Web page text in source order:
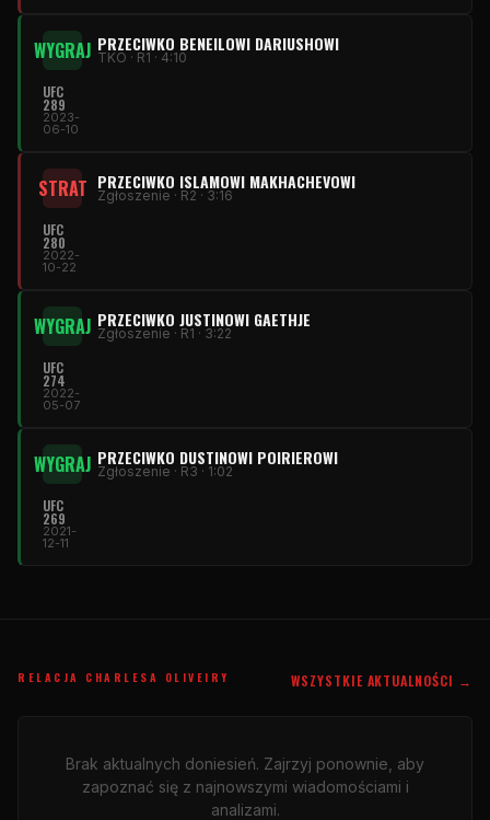
WYGRAJ PRZECIWKO BENEILOWI ​​DARIUSHOWI
TKO · R1 · 4:10
UFC
289
2023-
06-10
STRAT PRZECIWKO ISLAMOWI MAKHACHEVOWI
Zgłoszenie · R2 · 3:16
UFC
280
2022-
10-22
WYGRAJ PRZECIWKO JUSTINOWI GAETHJE
Zgłoszenie · R1 · 3:22
UFC
274
2022-
05-07
WYGRAJ PRZECIWKO DUSTINOWI POIRIEROWI
Zgłoszenie · R3 · 1:02
UFC
269
2021-
12-11
RELACJA CHARLESA OLIVEIRY WSZYSTKIE AKTUALNOŚCI →
Brak aktualnych doniesień. Zajrzyj ponownie, aby
zapoznać się z najnowszymi wiadomościami i
analizami.